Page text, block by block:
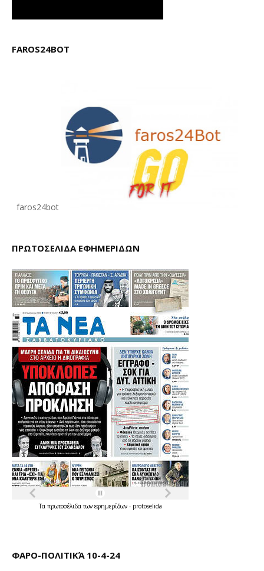
FAROS24BOT
faros24bot
ΠΡΩΤΟΣΕΛΙΔΑ ΕΦΗΜΕΡΙΔΩΝ
Τα πρωτοσέλιδατων εφημερίδων - protoselida
ΦΑΡΟ-ΠΟΛΙΤΙΚΆ 10-4-24